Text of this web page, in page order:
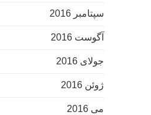
سپتامبر 2016
آگوست 2016
جولای 2016
ژوئن 2016
می 2016